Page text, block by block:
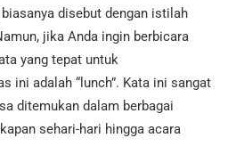
disebut dengan istilah
jika Anda ingin berbicara
yang tepat untuk
ini adalah “lunch”. Kata ini sangat
ditemukan dalam berbagai
sehari-hari hingga acara